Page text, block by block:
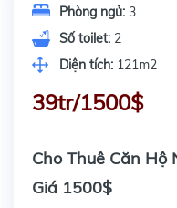
Phòng ngủ: 3
Số toilet: 2
Diện tích: 121m2
39tr/1500$
Cho Thuê Căn Hộ
Giá 1500$